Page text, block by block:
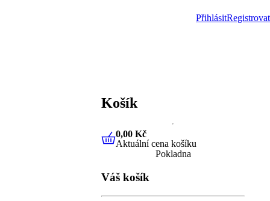
PřihlásitRegistrovat
Košík
0,00 KčAktuální cena košíku
0,00 Kč
Aktuální cena košíku
Pokladna
Váš košík